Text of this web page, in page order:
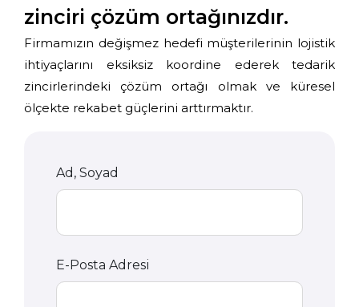
zinciri çözüm ortağınızdır.
Firmamızın değişmez hedefi müşterilerinin lojistik
ihtiyaçlarını eksiksiz koordine ederek tedarik
zincirlerindeki çözüm ortağı olmak ve küresel
ölçekte rekabet güçlerini arttırmaktır.
Ad, Soyad
E-Posta Adresi